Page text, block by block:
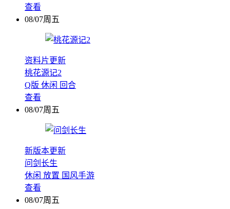
查看
08/07周五
资料片更新
桃花源记2
Q版 休闲 回合
查看
08/07周五
新版本更新
问剑长生
休闲 放置 国风手游
查看
08/07周五